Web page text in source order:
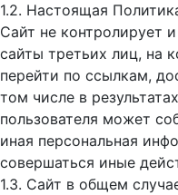
1.2. Настоящая
Сайт не контролирует
сайты третьих лиц, на
перейти по ссылкам,
том числе в
пользователя может
иная персональная
совершаться иные
1.3. Сайт в общем